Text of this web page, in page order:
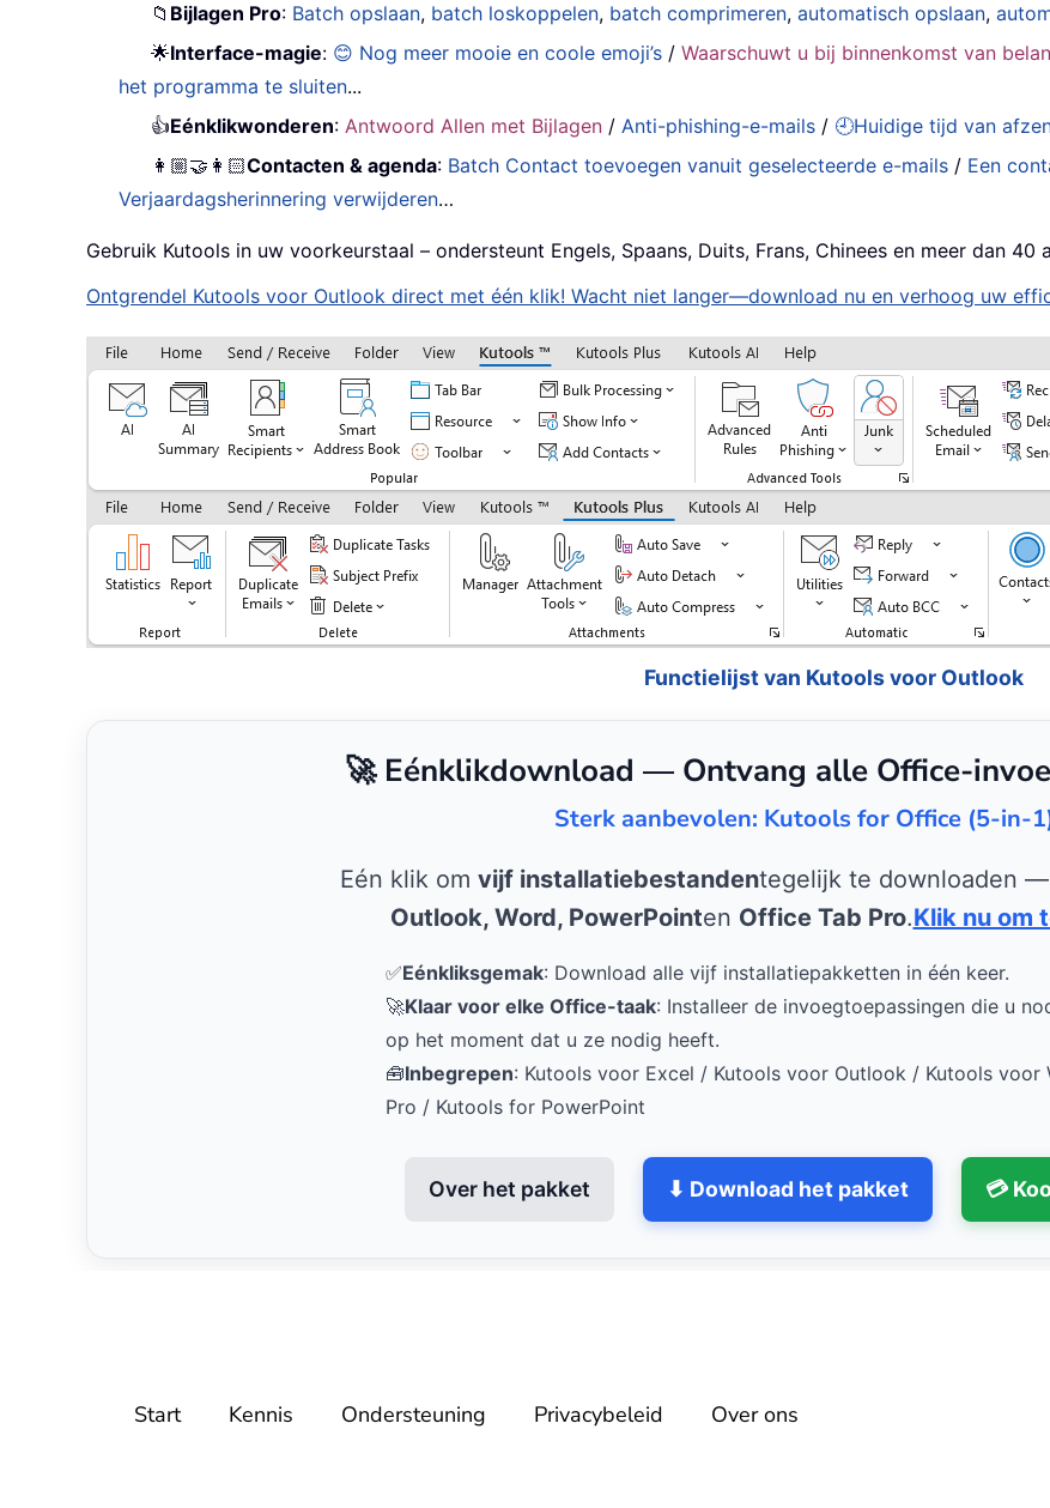
📁 Bijlagen Pro: Batch opslaan, batch loskoppelen, batch comprimeren,automatisch opslaan,
🌟Interface-magie: 😊 Nog meer mooie en coole emoji’s /Waarschuwt u bij binnenkomst van
het programma te sluiten...
👍Eénklikwonderen:Antwoord Allen met Bijlagen /Anti-phishing-e-mails / 🕘Huidige tijd van
👩🏼‍🤝‍👩🏻Contacten & agenda: Batch Contact toevoegen vanuit geselecteerde e-mails / Een
Verjaardagsherinnering verwijderen…
Gebruik Kutools in uw voorkeurstaal – ondersteunt Engels, Spaans, Duits, Frans, Chinees en meer dan 40
Ontgrendel Kutools voor Outlook direct met één klik! Wacht niet langer—download nu en verhoog uw
Functielijst van Kutools voor Outlook
🚀 Eénklikdownload — Ontvang alle Office-
Sterk aanbevolen: Kutools for Office (5-in-
Eén klik om vijf installatiebestandentegelijk te downloaden —
Outlook, Word, PowerPointen Office Tab Pro.Klik nu om
✅Eénkliksgemak: Download alle vijf installatiepakketten in één keer.
🚀Klaar voor elke Office-taak: Installeer de invoegtoepassingen die u
op het moment dat u ze nodig heeft.
🧰Inbegrepen: Kutools voor Excel / Kutools voor Outlook / Kutools voor
Pro / Kutools for PowerPoint
Over het pakket ⬇ Download het pakket 💳
Start Kennis Ondersteuning Privacybeleid Over ons